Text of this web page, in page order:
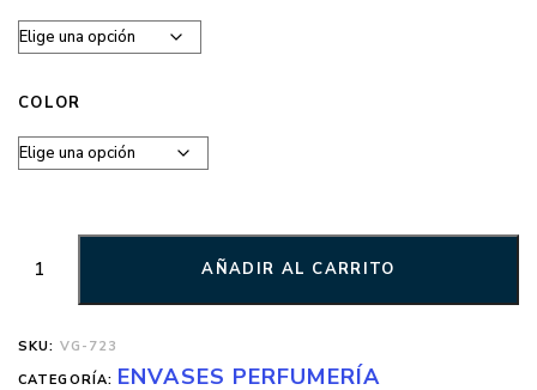
COLOR
AÑADIR AL CARRITO
SKU: VG-723
CATEGORÍA: ENVASES PERFUMERÍA